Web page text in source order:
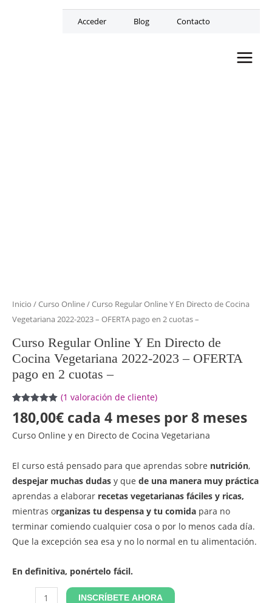
Acceder Blog Contacto
Inicio /Curso Online/ Curso Regular Online Y En Directo de Cocina
Vegetariana 2022-2023 – OFERTA pago en 2 cuotas –
Curso Regular Online Y En Directo de
Cocina Vegetariana 2022-2023 – OFERTA
pago en 2 cuotas –
5.00sobre
5 basado
en
(1 valoración de cliente)
180,00€ cada 4 meses por 8 meses
Curso Online y en Directo de Cocina Vegetariana
El curso está pensado para que aprendas sobre nutrición,
despejar muchas dudas y que de una manera muy práctica
aprendas a elaborar recetas vegetarianas fáciles y ricas,
mientras organizas tu despensa y tu comida para no
terminar comiendo cualquier cosa o por lo menos cada día.
Que la excepción sea esa y no lo normal en tu alimentación.
En definitiva, ponértelo fácil.
INSCRÍBETE AHORA